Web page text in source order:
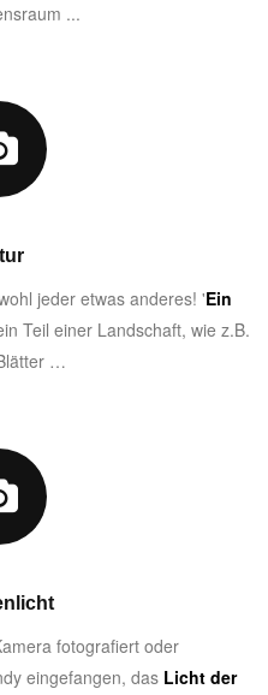
...
jeder etwas anderes! 'Ein
Teil einer Landschaft, wie z.B.
…
fotografiert oder
eingefangen, das Licht der